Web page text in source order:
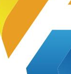
师学院
【软件
开发】
和【网
术】实